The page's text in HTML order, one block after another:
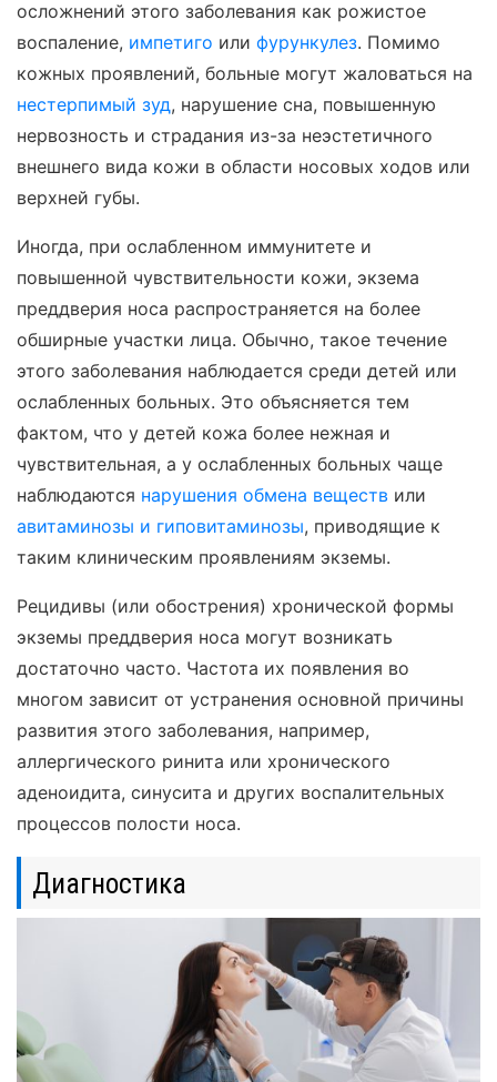
осложнений этого заболевания как рожистое
воспаление, импетиго или фурункулез. Помимо
кожных проявлений, больные могут жаловаться на
нестерпимый зуд, нарушение сна, повышенную
нервозность и страдания из-за неэстетичного
внешнего вида кожи в области носовых ходов или
верхней губы.
Иногда, при ослабленном иммунитете и
повышенной чувствительности кожи, экзема
преддверия носа распространяется на более
обширные участки лица. Обычно, такое течение
этого заболевания наблюдается среди детей или
ослабленных больных. Это объясняется тем
фактом, что у детей кожа более нежная и
чувствительная, а у ослабленных больных чаще
наблюдаются нарушения обмена веществ или
авитаминозы и гиповитаминозы, приводящие к
таким клиническим проявлениям экземы.
Рецидивы (или обострения) хронической формы
экземы преддверия носа могут возникать
достаточно часто. Частота их появления во
многом зависит от устранения основной причины
развития этого заболевания, например,
аллергического ринита или хронического
аденоидита, синусита и других воспалительных
процессов полости носа.
Диагностика